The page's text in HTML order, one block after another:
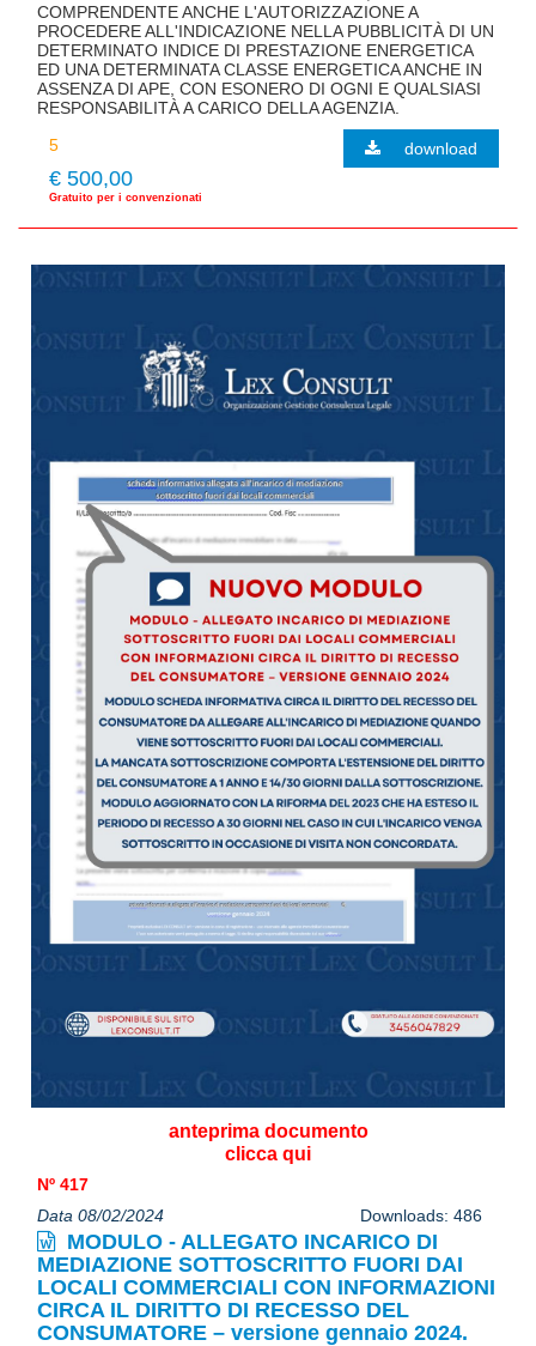
COMPRENDENTE ANCHE L'AUTORIZZAZIONE A
PROCEDERE ALL'INDICAZIONE NELLA PUBBLICITÀ DI UN
DETERMINATO INDICE DI PRESTAZIONE ENERGETICA
ED UNA DETERMINATA CLASSE ENERGETICA ANCHE IN
ASSENZA DI APE, CON ESONERO DI OGNI E QUALSIASI
RESPONSABILITÀ A CARICO DELLA AGENZIA.
€ 500,00
Gratuito per i convenzionati
download
anteprima documento
clicca qui
Nº 417
Data 08/02/2024
Downloads: 486
MODULO - ALLEGATO INCARICO DI
MEDIAZIONE SOTTOSCRITTO FUORI DAI
LOCALI COMMERCIALI CON INFORMAZIONI
CIRCA IL DIRITTO DI RECESSO DEL
CONSUMATORE – versione gennaio 2024.